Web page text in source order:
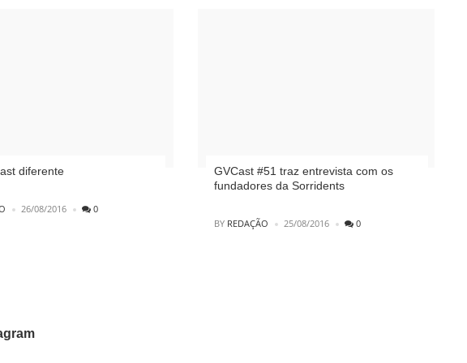
diferente
26/08/2016 0
GVCast #51 traz entrevista com os
fundadores da Sorridents
POSTED
BY REDAÇÃO 25/08/2016 0